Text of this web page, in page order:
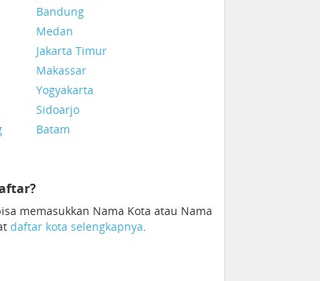
Bandung
Medan
Jakarta Timur
Makassar
Yogyakarta
Sidoarjo
Batam
memasukkan Nama Kota atau Nama
daftar kota selengkapnya.